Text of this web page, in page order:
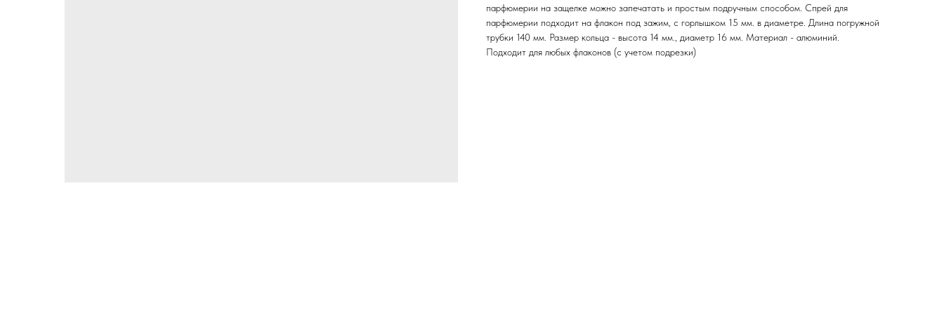
парфюмерии на защелке можно запечатать и простым подручным способом. Спрей для
парфюмерии подходит на флакон под зажим, с горлышком 15 мм. в диаметре. Длина погружной
трубки 140 мм. Размер кольца - высота 14 мм., диаметр 16 мм. Материал - алюминий.
Подходит для любых флаконов (с учетом подрезки)